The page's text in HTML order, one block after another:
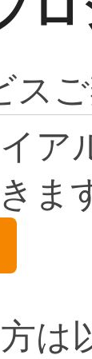
ス
ア
ま
は